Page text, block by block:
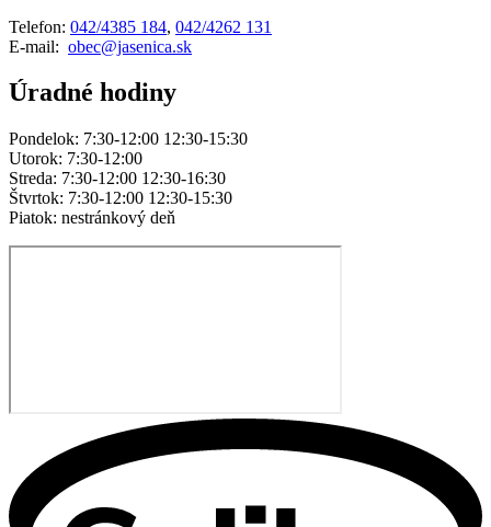
Telefon: 042/4385 184, 042/4262 131
E-mail: obec@jasenica.sk
Úradné hodiny
Pondelok: 7:30-12:00 12:30-15:30
Utorok: 7:30-12:00
Streda: 7:30-12:00 12:30-16:30
Štvrtok: 7:30-12:00 12:30-15:30
Piatok: nestránkový deň